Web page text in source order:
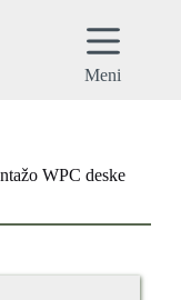
Meni
WPC deske​